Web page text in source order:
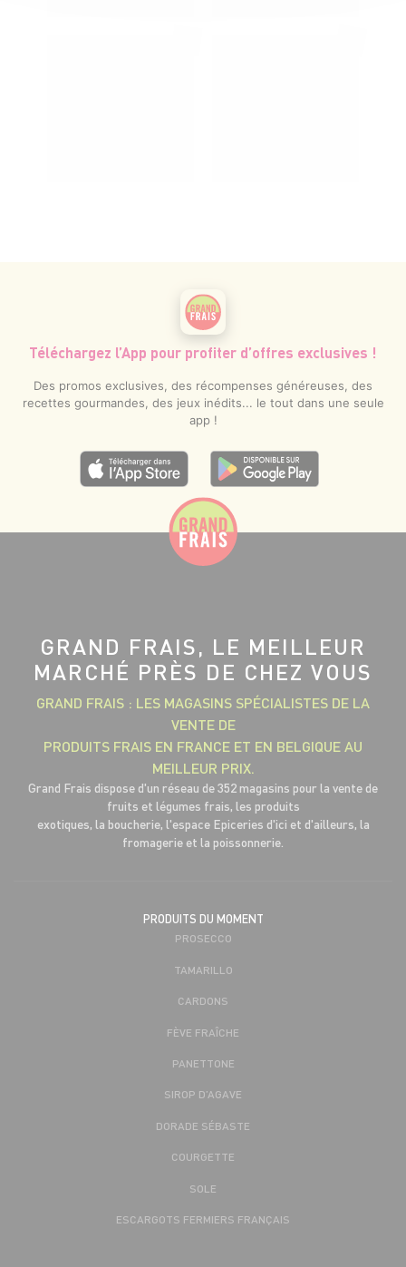
Téléchargez l’App pour profiter d’offres exclusives !
Des promos exclusives, des récompenses généreuses, des
recettes gourmandes, des jeux inédits... le tout dans une seule
app !
GRAND FRAIS, LE MEILLEUR
MARCHÉ PRÈS DE CHEZ VOUS
GRAND FRAIS : LES MAGASINS SPÉCIALISTES DE LA
VENTE DE
PRODUITS FRAIS EN FRANCE ET EN BELGIQUE AU
MEILLEUR PRIX.
Grand Frais dispose d'un réseau de 352 magasins pour la vente de
fruits et légumes frais, les produits
exotiques, la boucherie, l'espace Epiceries d'ici et d'ailleurs, la
fromagerie et la poissonnerie.
PRODUITS DU MOMENT
PROSECCO
TAMARILLO
CARDONS
FÈVE FRAÎCHE
PANETTONE
SIROP D’AGAVE
DORADE SÉBASTE
COURGETTE
SOLE
ESCARGOTS FERMIERS FRANÇAIS